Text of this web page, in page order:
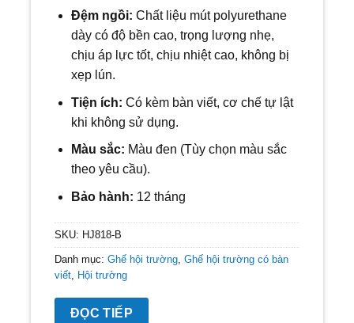
Đệm ngồi: Chất liệu mút polyurethane
dày có độ bền cao, trọng lượng nhẹ,
chịu áp lực tốt, chịu nhiệt cao, không bị
xẹp lún.
Tiện ích: Có kèm bàn viết, cơ chế tự lật
khi không sử dụng.
Màu sắc: Màu đen (Tùy chọn màu sắc
theo yêu cầu).
Bảo hành: 12 tháng
SKU: HJ818-B
Danh mục: Ghế hội trường, Ghế hội trường có bàn
viết, Hội trường
ĐỌC TIẾP